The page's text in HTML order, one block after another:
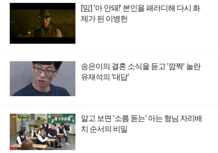
[밈] '아 안돼!' 본인을 패러디해 다시 화
제가 된 이병헌
송은이의 결혼 소식을 듣고 '깜짝' 놀란
유재석의 '대답'
알고 보면 '소름 돋는' 아는 형님 자리배
치 순서의 비밀